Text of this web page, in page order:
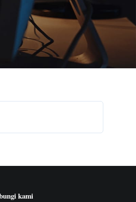
kami